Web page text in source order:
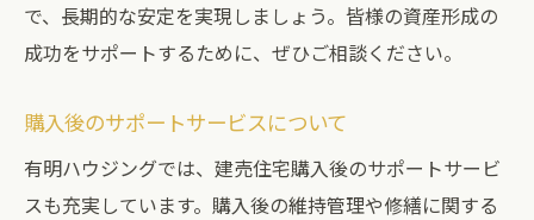
で、長期的な安定を実現しましょう。皆様の資産形成の
成功をサポートするために、ぜひご相談ください。
購入後のサポートサービスについて
有明ハウジングでは、建売住宅購入後のサポートサービ
スも充実しています。購入後の維持管理や修繕に関する